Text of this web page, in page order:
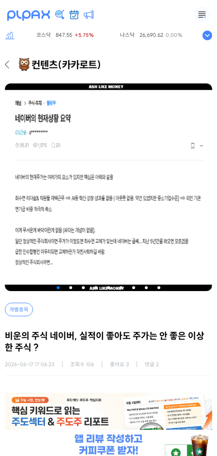
코스닥 847.55 +5.75% 나스닥 26,690.62 0.00%
컨텐츠(카카로트)
개별종목
비운의 주식 네이버, 실적이 좋아도 주가는 안 좋은 이상
한 주식 ?
2026-06-17 17:06:23 조회수 106 좋아요 3 댓글 2